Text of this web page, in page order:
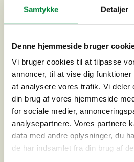
Samtykke Detaljer
Denne hjemmeside bruger
Vi bruger cookies til at tilpasse
annoncer, til at vise dig
at analysere vores trafik. Vi deler
din brug af vores hjemmeside
for sociale medier,
analysepartnere. Vores partnere
data med andre oplysninger, du
de har indsamlet fra din brug af